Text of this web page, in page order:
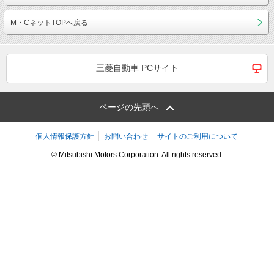
M・CネットTOPへ戻る
三菱自動車 PCサイト
ページの先頭へ
個人情報保護方針 お問い合わせ サイトのご利用について
© Mitsubishi Motors Corporation. All rights reserved.